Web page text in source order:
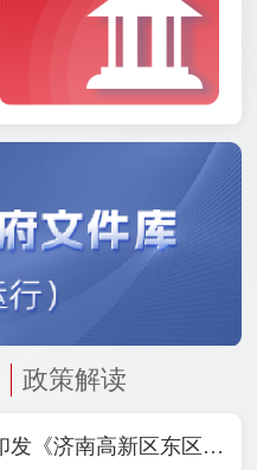
政策解读
济南高新区管委会关于印发《济南高新区东区综合发展规划》的通知